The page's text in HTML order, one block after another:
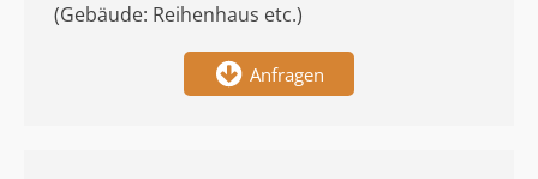
(Gebäude: Reihenhaus etc.)
Anfragen